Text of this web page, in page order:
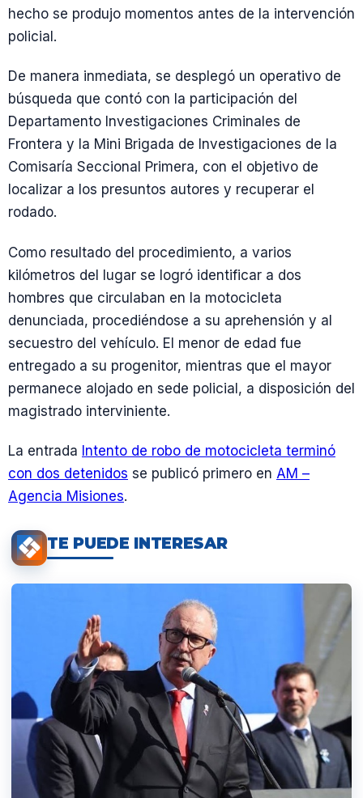
hecho se produjo momentos antes de la intervención
policial.
De manera inmediata, se desplegó un operativo de
búsqueda que contó con la participación del
Departamento Investigaciones Criminales de
Frontera y la Mini Brigada de Investigaciones de la
Comisaría Seccional Primera, con el objetivo de
localizar a los presuntos autores y recuperar el
rodado.
Como resultado del procedimiento, a varios
kilómetros del lugar se logró identificar a dos
hombres que circulaban en la motocicleta
denunciada, procediéndose a su aprehensión y al
secuestro del vehículo. El menor de edad fue
entregado a su progenitor, mientras que el mayor
permanece alojado en sede policial, a disposición del
magistrado interviniente.
La entrada Intento de robo de motocicleta terminó
con dos detenidos se publicó primero en AM –
Agencia Misiones.
TE PUEDE INTERESAR